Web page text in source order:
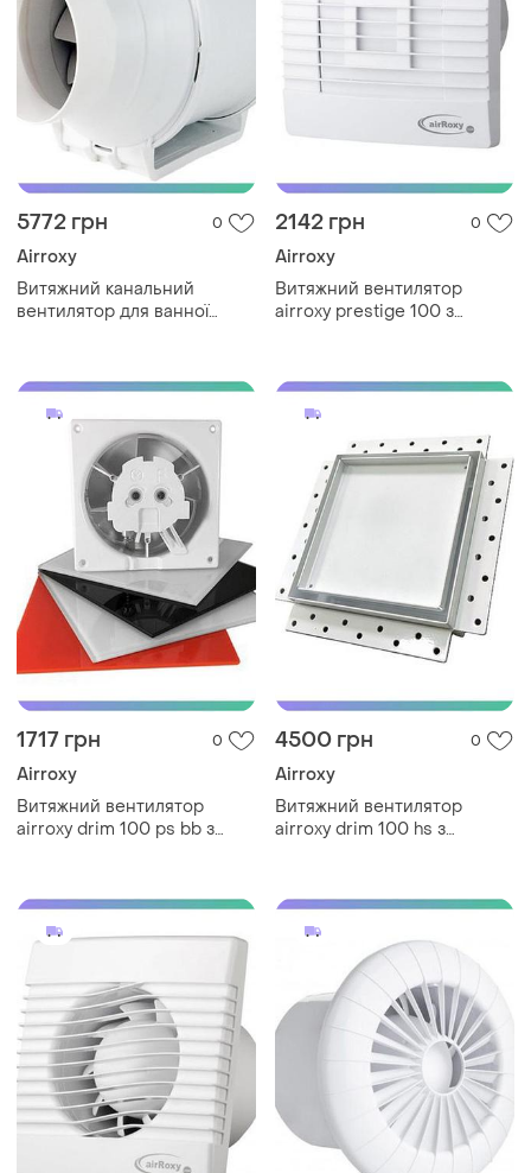
5772 грн 0
Airroxy
Витяжний канальний
вентилятор для ванної
sku_01-153
2142 грн 0
Airroxy
Витяжний вентилятор
airroxy prestige 100 з
ванної кімн sku_01-026
1717 грн 0
Airroxy
Витяжний вентилятор
airroxy drim 100 ps bb з
білий sku_01-061
4500 грн 0
Airroxy
Витяжний вентилятор
airroxy drim 100 hs з
кімнати sku_100 hs white